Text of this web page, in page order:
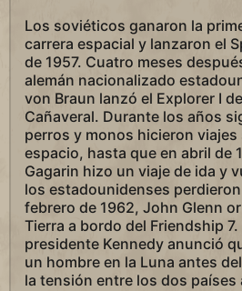
Los soviéticos ganaron la
carrera espacial y lanzaron el
de 1957. Cuatro meses
alemán nacionalizado
von Braun lanzó el Explorer I
Cañaveral. Durante los años
perros y monos hicieron viajes
espacio, hasta que en abril de
Gagarin hizo un viaje de ida y
los estadounidenses
febrero de 1962, John Glenn
Tierra a bordo del Friendship
presidente Kennedy anunció
un hombre en la Luna antes
la tensión entre los dos países